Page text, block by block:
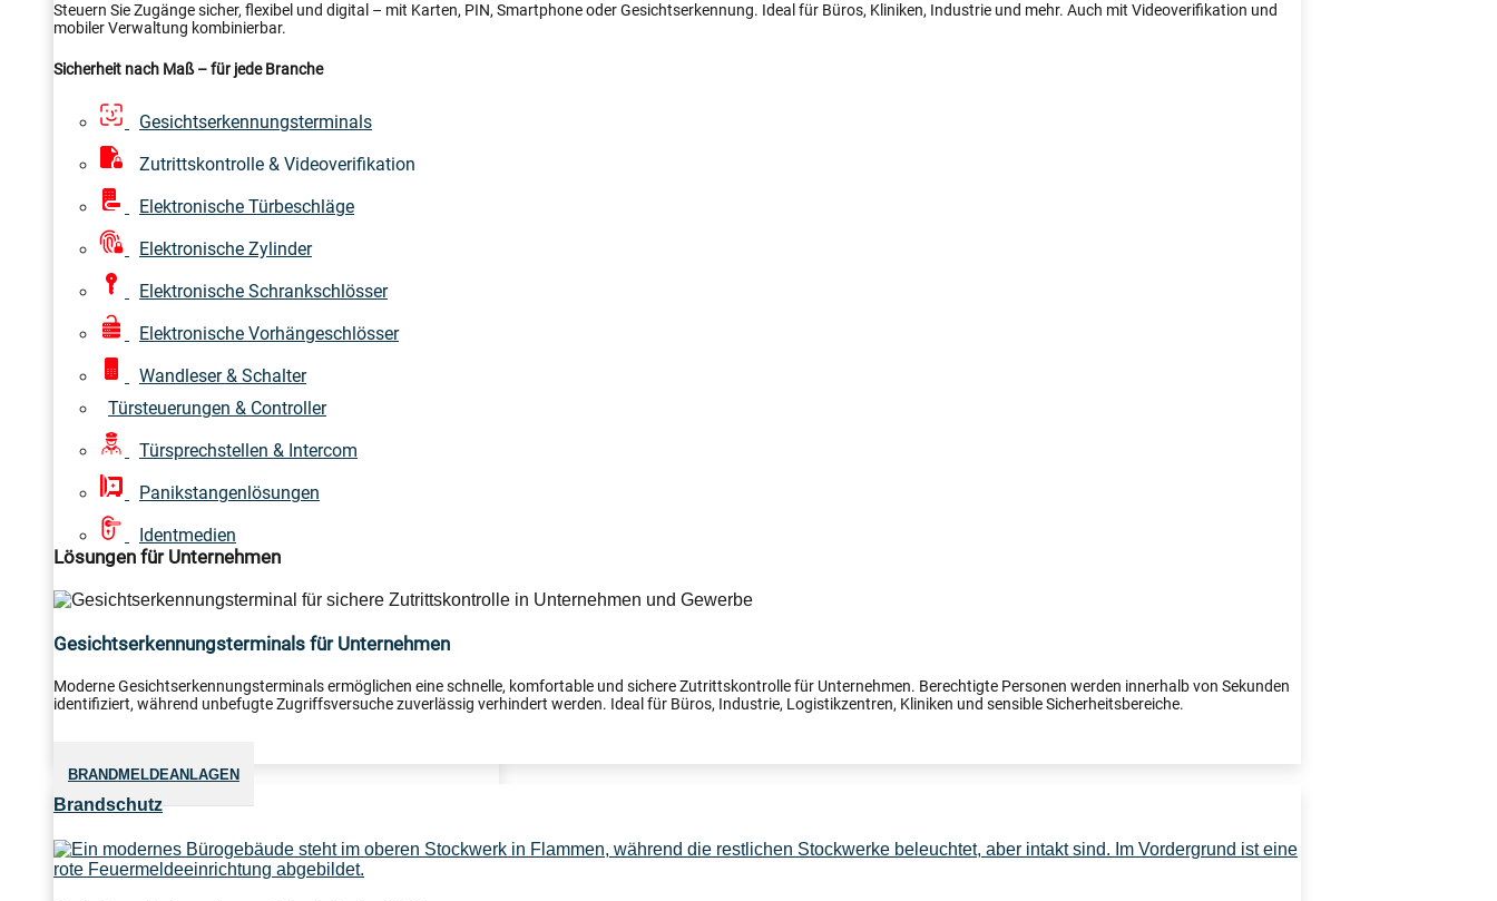
Steuern Sie Zugänge sicher, flexibel und digital – mit Karten, PIN, Smartphone oder Gesichtserkennung. Ideal für Büros, Kliniken, Industrie und mehr. Auch mit Videoverifikation und
mobiler Verwaltung kombinierbar.
Sicherheit nach Maß – für jede Branche
Gesichtserkennungsterminals
Zutrittskontrolle & Videoverifikation
Elektronische Türbeschläge
Elektronische Zylinder
Elektronische Schrankschlösser
Elektronische Vorhängeschlösser
Wandleser & Schalter
Türsteuerungen & Controller
Türsprechstellen & Intercom
Panikstangenlösungen
Identmedien
Lösungen für Unternehmen
Gesichtserkennungsterminals für Unternehmen
Moderne Gesichtserkennungsterminals ermöglichen eine schnelle, komfortable und sichere Zutrittskontrolle für Unternehmen. Berechtigte Personen werden innerhalb von Sekunden
identifiziert, während unbefugte Zugriffsversuche zuverlässig verhindert werden. Ideal für Büros, Industrie, Logistikzentren, Kliniken und sensible Sicherheitsbereiche.
BRANDMELDEANLAGEN
Brandschutz